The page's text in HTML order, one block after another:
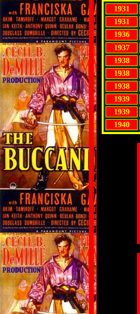
1931
1931
1936
1937
1938
1938
1938
1939
1939
1940